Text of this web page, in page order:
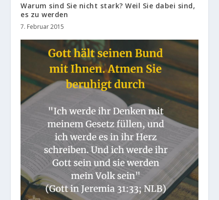
Warum sind Sie nicht stark? Weil Sie dabei sind,
es zu werden
7. Februar 2015